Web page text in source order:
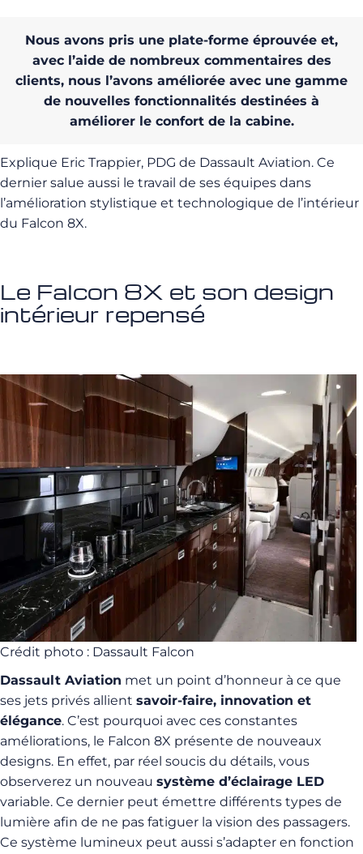
Nous avons pris une plate-forme éprouvée et,
avec l’aide de nombreux commentaires des
clients, nous l’avons améliorée avec une gamme
de nouvelles fonctionnalités destinées à
améliorer le confort de la cabine.
Explique Eric Trappier, PDG de Dassault Aviation. Ce
dernier salue aussi le travail de ses équipes dans
l’amélioration stylistique et technologique de l’intérieur
du Falcon 8X.
Le Falcon 8X et son design
intérieur repensé
Crédit photo : Dassault Falcon
Dassault Aviation met un point d’honneur à ce que
ses jets privés allient savoir-faire, innovation et
élégance. C’est pourquoi avec ces constantes
améliorations, le Falcon 8X présente de nouveaux
designs. En effet, par réel soucis du détails, vous
observerez un nouveau système d’éclairage LED
variable. Ce dernier peut émettre différents types de
lumière afin de ne pas fatiguer la vision des passagers.
Ce système lumineux peut aussi s’adapter en fonction